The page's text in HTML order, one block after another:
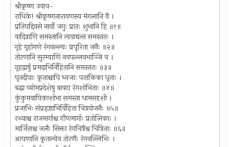
श्रीकृष्ण उवाच-
राधिके! श्रीकृष्णनारायणस्य मंगलानि वै ।
प्रतिपद्दिवसे नार्यो जगुः प्रातः शुभानि हि ॥१॥
वादित्राणि समस्तानि त्ववाद्यन्त समस्ततः ।
गृहे गृहांगणे रंगवल्ल्यः प्रपूरिता जनैः ॥२॥
तोरणानि सुरम्याणि नवपल्लवभाञ्जि च ।
गृहद्वार्षु प्रमदाभिर्निहितानि समस्ततः ॥३॥
घृतदीपाः कृताश्चापि ध्वजाः पताकिका धृताः ।
बद्धा व्योमप्रदेशेषु बावटा रंगशोभिताः ॥४॥
कुंकुमवापिकाशोभा समस्ता धामसदृशी ।
प्रजाभिः संप्रहृष्टाभिर्विहिता चित्रयोजनैः ॥५॥
रथ्याश्च राजमार्गाश्च गौणमार्गाः प्रतोलिकाः ।
मार्जिताश्च जलैः सिक्ता रंगचित्रैश्च चित्रिताः ॥६॥
आपणानि कृतान्येव तोरणैः रंगवल्लिभिः ।